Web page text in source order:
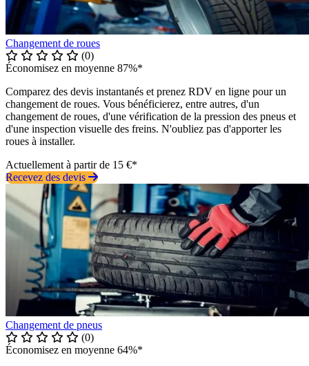
Changement de roues
(0)
Économisez en moyenne 87%*
Comparez des devis instantanés et prenez RDV en ligne pour un
changement de roues. Vous bénéficierez, entre autres, d'un
changement de roues, d'une vérification de la pression des pneus et
d'une inspection visuelle des freins. N'oubliez pas d'apporter les
roues à installer.
Actuellement à partir de 15 €*
Recevez des devis
Changement de pneus
(0)
Économisez en moyenne 64%*